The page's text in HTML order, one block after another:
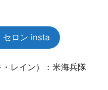
セロン insta
レイン）：米海兵隊